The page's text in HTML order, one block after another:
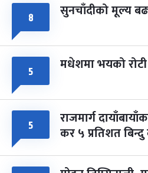
८ सुनचाँदीको मूल्य
५ मधेशमा भयको
५ राजमार्ग
कर ५ प्रतिशत